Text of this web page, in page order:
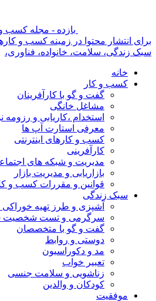
بازده - مجله کسب و
برای انتشار محتوا در زمینه کسب و
سبک زندگی، سلامت، خانواده، فناوری،
خانه
کسب و کار
گفت و گو با کارآفرینان
مشاغل خانگی
استخدام ،کاریابی و رزومه
معرفی استارت آپ ها
کسب و کارهای اینترنتی
کارآفرینی
مدیریت و شبکه های
بازاریابی و مدیریت بازار
قوانین و مقررات کسب و
سبک زندگی
آشپزی و طرز تهیه خوراکی
سرگرمی و تست شخصیت
گفت و گو با متخصصان
دوستی و روابط
مد و دکوراسیون
تعبیر خواب
زناشویی و سلامت جنسی
کودکان و والدین
موفقیت